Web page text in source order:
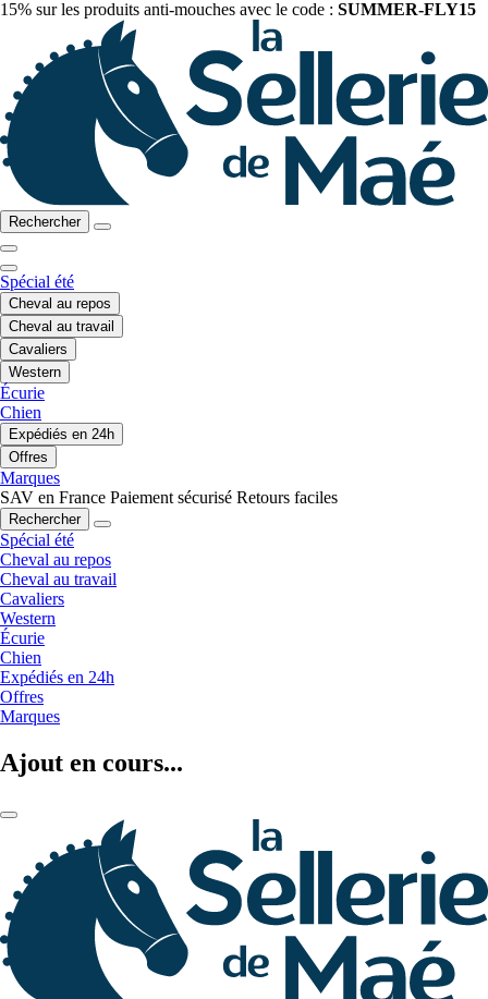
15% sur les produits anti-mouches avec le code : SUMMER-FLY15
Rechercher
Spécial été
Cheval au repos
Cheval au travail
Cavaliers
Western
Écurie
Chien
Expédiés en 24h
Offres
Marques
SAV en France Paiement sécurisé Retours faciles
Rechercher
Spécial été
Cheval au repos
Cheval au travail
Cavaliers
Western
Écurie
Chien
Expédiés en 24h
Offres
Marques
Ajout en cours...